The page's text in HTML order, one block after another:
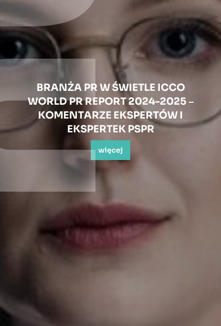
BRANŻA PR W ŚWIETLE ICCO
WORLD PR REPORT 2024-2025 –
KOMENTARZE EKSPERTÓW I
EKSPERTEK PSPR
więcej